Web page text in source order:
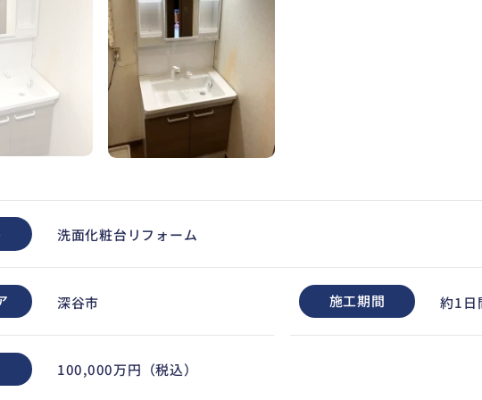
洗面化粧台リフォーム
深谷市 施工期間 約1日
100,000万円（税込）